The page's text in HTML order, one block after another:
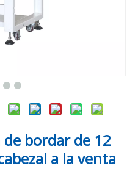
de bordar de 12
a la venta